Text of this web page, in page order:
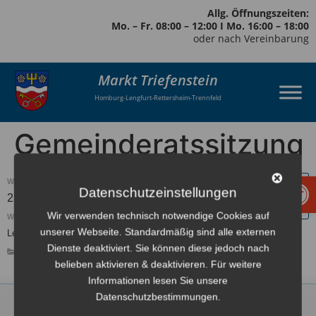
Allg. Öffnungszeiten:
Mo. – Fr. 08:00 – 12:00 I Mo. 16:00 – 18:00
oder nach Vereinbarung
Markt Triefenstein
Homburg-Lengfurt-Rettersheim-Trennfeld
Gemeinderatssitzung
WANN:
23. Juni 2026 um 19:30Europe/Berlin Zeitzone
WO:
Lengfurt, Saalbau
GEMEINDERAT ÖFFENTLICHE VERANSTALTUNG
Datenschutzeinstellungen
Wir verwenden technisch notwendige Cookies auf
unserer Webseite. Standardmäßig sind alle externen
Dienste deaktiviert. Sie können diese jedoch nach
belieben aktivieren & deaktivieren. Für weitere
Informationen lesen Sie unsere
Datenschutzbestimmungen.